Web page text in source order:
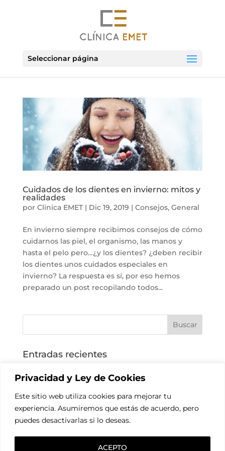
Privacidad y Ley de Cookies
Este sitio web utiliza cookies para mejorar tu
experiencia. Asumiremos que estás de acuerdo, pero
puedes desactivarlas si lo deseas.
ACEPTO
Seleccionar página
Cuidados de los dientes en invierno: mitos y
realidades
por Clinica EMET| Dic 19, 2019 | Consejos, General
En invierno siempre recibimos consejos de cómo
cuidarnos las piel, el organismo, las manos y
hasta el pelo pero…¿y los dientes? ¿deben recibir
los dientes unos cuidados especiales en
invierno? La respuesta es sí, por eso hemos
preparado un post recopilando todos...
Entradas recientes
Horario verano
Blanqueamiento dental para iluminar tu sonrisa
Tu clínica dental en Sevilla se llama EMET